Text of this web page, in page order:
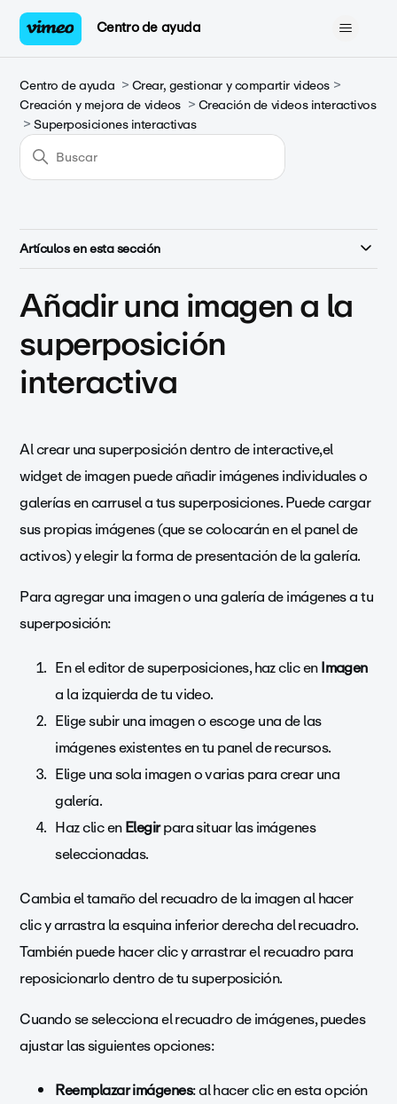
Centro de ayuda
Centro de ayuda
Crear, gestionar y compartir videos
Creación y mejora de videos
Creación de videos interactivos
Superposiciones interactivas
Artículos en esta sección
Añadir una imagen a la
superposición
interactiva
Al crear una superposición dentro de interactive,el
widget de imagen puede añadir imágenes individuales o
galerías en carrusel a tus superposiciones. Puede cargar
sus propias imágenes (que se colocarán en el panel de
activos) y elegir la forma de presentación de la galería.
Para agregar una imagen o una galería de imágenes a tu
superposición:
En el editor de superposiciones, haz clic enImagen
a la izquierda de tu video.
Elige subir una imagen o escoge una de las
imágenes existentes en tu panel de recursos.
Elige una sola imagen o varias para crear una
galería.
Haz clic enElegirpara situar las imágenes
seleccionadas.
Cambia el tamaño del recuadro de la imagen al hacer
clic y arrastra la esquina inferior derecha del recuadro.
También puede hacer clic y arrastrar el recuadro para
reposicionarlo dentro de tu superposición.
Cuando se selecciona el recuadro de imágenes, puedes
ajustar las siguientes opciones:
Reemplazar imágenes: al hacer clic en esta opción